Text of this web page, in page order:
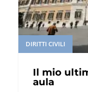
DIRITTI CIVILI
Il mio
aula